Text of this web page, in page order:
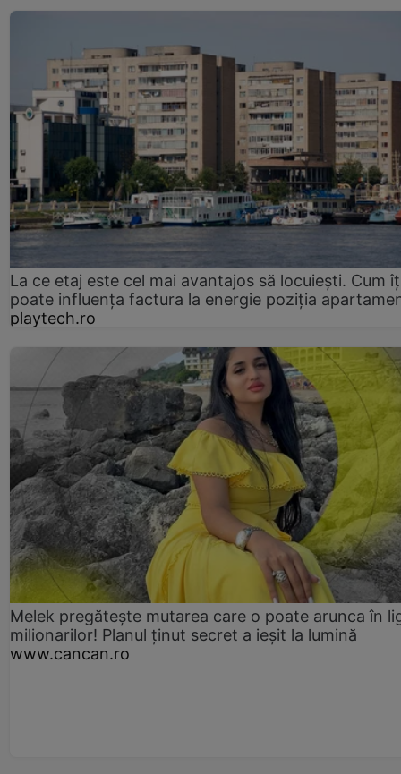
La ce etaj este cel mai avantajos să locuiești. Cum
poate influența factura la energie poziția
playtech.ro
Melek pregătește mutarea care o poate arunca în
milionarilor! Planul ținut secret a ieșit la lumină
www.cancan.ro